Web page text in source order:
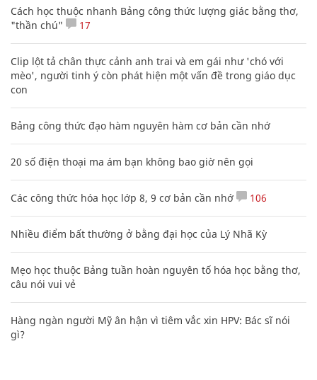
Cách học thuộc nhanh Bảng công thức lượng giác bằng thơ,
"thần chú"
17
Clip lột tả chân thực cảnh anh trai và em gái như 'chó với
mèo', người tinh ý còn phát hiện một vấn đề trong giáo dục
con
Bảng công thức đạo hàm nguyên hàm cơ bản cần nhớ
20 số điện thoại ma ám bạn không bao giờ nên gọi
Các công thức hóa học lớp 8, 9 cơ bản cần nhớ 106
Nhiều điểm bất thường ở bằng đại học của Lý Nhã Kỳ
Mẹo học thuộc Bảng tuần hoàn nguyên tố hóa học bằng thơ,
câu nói vui vẻ
Hàng ngàn người Mỹ ân hận vì tiêm vắc xin HPV: Bác sĩ nói
gì?